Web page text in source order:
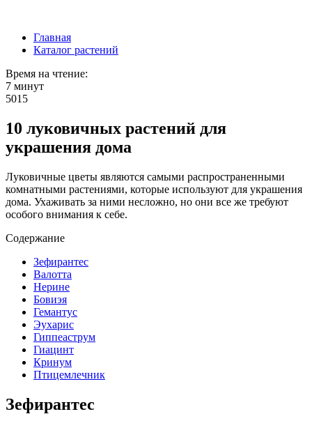
Главная
Каталог растений
Время на чтение:
7 минут
5015
10 луковичных растений для
украшения дома
Луковичные цветы являются самыми распространенными
комнатными растениями, которые используют для украшения
дома. Ухаживать за ними несложно, но они все же требуют
особого внимания к себе.
Содержание
Зефирантес
Валотта
Нерине
Бовиэя
Гемантус
Эухарис
Гиппеаструм
Гиацинт
Кринум
Птицемлечник
Зефирантес